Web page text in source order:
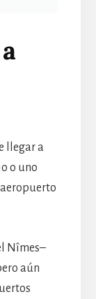
llegar a
o uno
Nîmes–
aún